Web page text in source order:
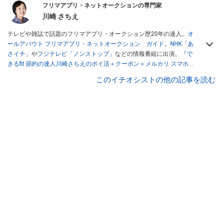
フリマアプリ・ネットオークションの専門家
川崎 さちえ
テレビや雑誌で話題のフリマアプリ・オークション歴20年の達人。 オ
ールアバウト フリマアプリ・ネットオークション ガイド。
NHK「あ
さイチ」 やフジテレビ「ノンストップ」 などの情報番組に出演。
『で
きるfit 節約の達人川崎さちえのポイ活＋クーポン＋メルカリ スマホで
スマホ1つでスキマ時間に効率的に稼ぐ！』（翔泳社刊） ほか著書多
このイチオシストの他の記事を読む